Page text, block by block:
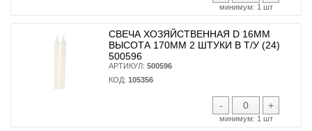
минимум: 1 шт
СВЕЧА ХОЗЯЙСТВЕННАЯ D 16ММ
ВЫСОТА 170ММ 2 ШТУКИ В Т/У (24)
500596
АРТИКУЛ: 500596
КОД: 105356
- +
минимум: 1 шт